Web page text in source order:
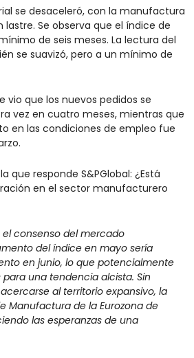
se desaceleró, con la manufactura
Se observa que el índice de
de seis meses. La lectura del
se suavizó, pero a un mínimo de
vio que los nuevos pedidos se
vez en cuatro meses, mientras que
en las condiciones de empleo fue
que responde S&PGlobal: ¿Está
en el sector manufacturero
consenso del mercado
del índice en mayo sería
en junio, lo que potencialmente
una tendencia alcista. Sin
al territorio expansivo, la
Manufactura de la Eurozona de
las esperanzas de una